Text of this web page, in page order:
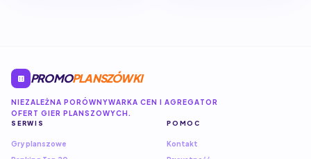
PROMOPLANSZÓWKI
NIEZALEŻNA PORÓWNYWARKA CEN I AGREGATOR
OFERT GIER PLANSZOWYCH.
SERWIS
Gry planszowe
POMOC
Kontakt